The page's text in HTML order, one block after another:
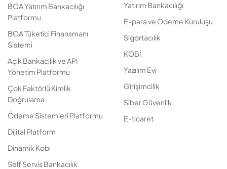
BOA Yatırım Bankacılığı
Platformu
BOA Tüketici Finansmanı
Sistemi
Açık Bankacılık ve API
Yönetim Platformu
Çok Faktörlü Kimlik
Doğrulama
Ödeme Sistemleri Platformu
Dijital Platform
Dinamik Kobi
Self Servis Bankacılık
Yatırım Bankacılığı
E-para ve Ödeme Kuruluşu
Sigortacılık
KOBİ
Yazılım Evi
Girişimcilik
Siber Güvenlik
E-ticaret